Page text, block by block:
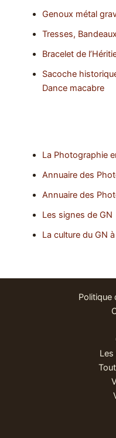
Genoux métal
Tresses, Bandeaux
Bracelet de
Sacoche
Dance macabre
La Photographie
Annuaire des
Annuaire des
Les signes de GN
La culture du GN
Politique
Les